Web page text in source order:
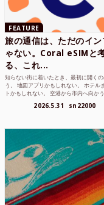
FEATURE
旅の通信は、ただのイン
ゃない。Coral eSIMと
る、これ...
知らない街に着いたとき、最初に開く
う。 地図アプリかもしれない。 ホテル
トかもしれない。 空港から市内へ向か
2026.5.31 sn22000